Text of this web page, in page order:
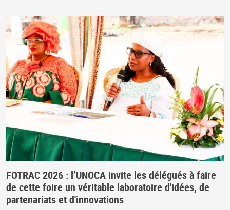
FOTRAC 2026 : l’UNOCA invite les délégués à faire
de cette foire un véritable laboratoire d'idées, de
partenariats et d'innovations